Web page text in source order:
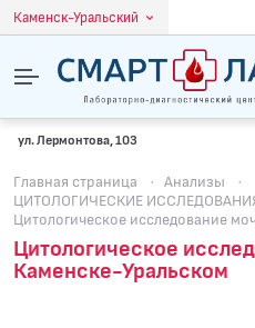
Каменск-Уральский
ул. Лермонтова, 103
Главная страница · Анализы
·
ЦИТОЛОГИЧЕСКИЕ
Цитологическое исследование
Цитологическое
Каменске-Уральском